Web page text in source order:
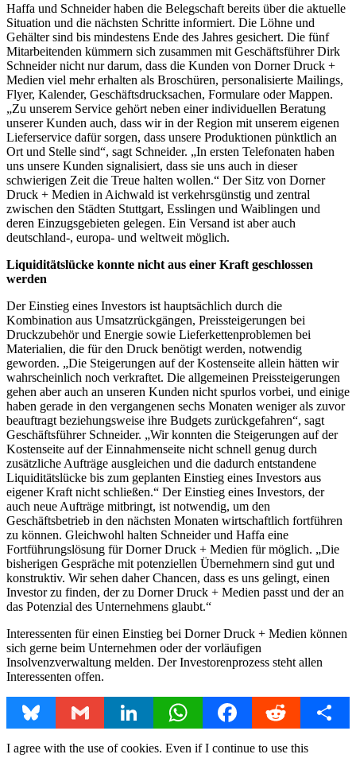
Haffa und Schneider haben die Belegschaft bereits über die aktuelle
Situation und die nächsten Schritte informiert. Die Löhne und
Gehälter sind bis mindestens Ende des Jahres gesichert. Die fünf
Mitarbeitenden kümmern sich zusammen mit Geschäftsführer Dirk
Schneider nicht nur darum, dass die Kunden von Dorner Druck +
Medien viel mehr erhalten als Broschüren, personalisierte Mailings,
Flyer, Kalender, Geschäftsdrucksachen, Formulare oder Mappen.
„Zu unserem Service gehört neben einer individuellen Beratung
unserer Kunden auch, dass wir in der Region mit unserem eigenen
Lieferservice dafür sorgen, dass unsere Produktionen pünktlich an
Ort und Stelle sind“, sagt Schneider. „In ersten Telefonaten haben
uns unsere Kunden signalisiert, dass sie uns auch in dieser
schwierigen Zeit die Treue halten wollen.“ Der Sitz von Dorner
Druck + Medien in Aichwald ist verkehrsgünstig und zentral
zwischen den Städten Stuttgart, Esslingen und Waiblingen und
deren Einzugsgebieten gelegen. Ein Versand ist aber auch
deutschland-, europa- und weltweit möglich.
Liquiditätslücke konnte nicht aus einer Kraft geschlossen
werden
Der Einstieg eines Investors ist hauptsächlich durch die
Kombination aus Umsatzrückgängen, Preissteigerungen bei
Druckzubehör und Energie sowie Lieferkettenproblemen bei
Materialien, die für den Druck benötigt werden, notwendig
geworden. „Die Steigerungen auf der Kostenseite allein hätten wir
wahrscheinlich noch verkraftet. Die allgemeinen Preissteigerungen
gehen aber auch an unseren Kunden nicht spurlos vorbei, und einige
haben gerade in den vergangenen sechs Monaten weniger als zuvor
beauftragt beziehungsweise ihre Budgets zurückgefahren“, sagt
Geschäftsführer Schneider. „Wir konnten die Steigerungen auf der
Kostenseite auf der Einnahmenseite nicht schnell genug durch
zusätzliche Aufträge ausgleichen und die dadurch entstandene
Liquiditätslücke bis zum geplanten Einstieg eines Investors aus
eigener Kraft nicht schließen.“ Der Einstieg eines Investors, der
auch neue Aufträge mitbringt, ist notwendig, um den
Geschäftsbetrieb in den nächsten Monaten wirtschaftlich fortführen
zu können. Gleichwohl halten Schneider und Haffa eine
Fortführungslösung für Dorner Druck + Medien für möglich. „Die
bisherigen Gespräche mit potenziellen Übernehmern sind gut und
konstruktiv. Wir sehen daher Chancen, dass es uns gelingt, einen
Investor zu finden, der zu Dorner Druck + Medien passt und der an
das Potenzial des Unternehmens glaubt.“
Interessenten für einen Einstieg bei Dorner Druck + Medien können
sich gerne beim Unternehmen oder der vorläufigen
Insolvenzverwaltung melden. Der Investorenprozess steht allen
Interessenten offen.
Bluesky Gmail LinkedIn WhatsAppFacebookReddit Share
I agree with the use of cookies. Even if I continue to use this